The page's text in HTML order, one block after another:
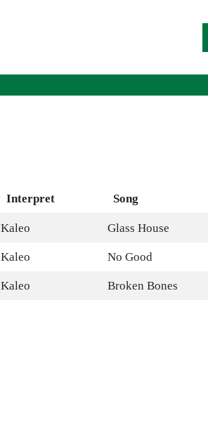
Interpret Song
Kaleo Glass House
Kaleo No Good
Kaleo Broken Bones